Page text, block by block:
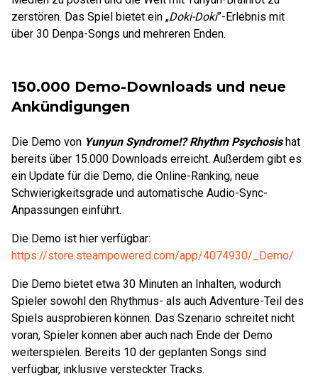
zerstören. Das Spiel bietet ein „Doki-Doki”-Erlebnis mit
über 30 Denpa-Songs und mehreren Enden.
150.000 Demo-Downloads und neue
Ankündigungen
Die Demo von Yunyun Syndrome!? Rhythm Psychosishat
bereits über 15.000 Downloads erreicht. Außerdem gibt es
ein Update für die Demo, die Online-Ranking, neue
Schwierigkeitsgrade und automatische Audio-Sync-
Anpassungen einführt.
Die Demo ist hier verfügbar:
https://store.steampowered.com/app/4074930/_Demo/
Die Demo bietet etwa 30 Minuten an Inhalten, wodurch
Spieler sowohl den Rhythmus- als auch Adventure-Teil des
Spiels ausprobieren können. Das Szenario schreitet nicht
voran, Spieler können aber auch nach Ende der Demo
weiterspielen. Bereits 10 der geplanten Songs sind
verfügbar, inklusive versteckter Tracks.